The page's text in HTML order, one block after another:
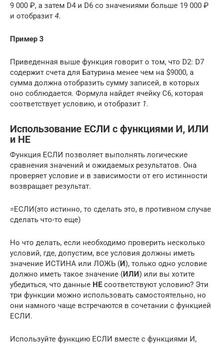
9 000 ₽, а затем D4 и D6 со значениями больше 19 000 ₽
и отобразит 4.
Пример 3
Приведенная выше функция говорит о том, что D2: D7
содержит счета для Батурина менее чем на $9000, а
сумма должна отобразить сумму записей, в которых
оно соблюдается. Формула найдет ячейку C6, которая
соответствует условию, и отобразит 1.
Использование ЕСЛИ с функциями И, ИЛИ
и НЕ
Функция ЕСЛИ позволяет выполнять логические
сравнения значений и ожидаемых результатов. Она
проверяет условие и в зависимости от его истинности
возвращает результат.
=ЕСЛИ(это истинно, то сделать это, в противном случае
сделать что-то еще)
Но что делать, если необходимо проверить несколько
условий, где, допустим, все условия должны иметь
значение ИСТИНА или ЛОЖЬ (И), только одно условие
должно иметь такое значение (ИЛИ) или вы хотите
убедиться, что данные НЕ соответствуют условию? Эти
три функции можно использовать самостоятельно, но
они намного чаще встречаются в сочетании с функцией
ЕСЛИ.
Используйте функцию ЕСЛИ вместе с функциями И,